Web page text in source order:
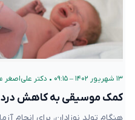
۱۳ شهریور ۱۴۰۲ – ۰۹:۱۵ • دکتر علی‌اصغر
کمک موسیقی به کاهش درد